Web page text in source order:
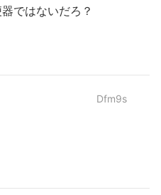
ではないだろ？
Dfm9s